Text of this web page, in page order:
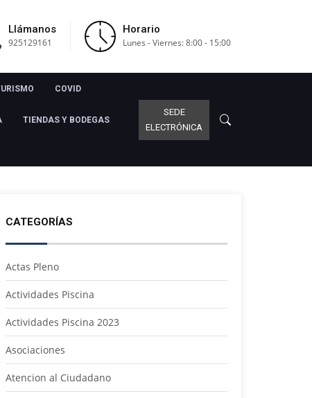
Llámanos
925129161
Horario
Lunes - Viernes: 8:00 - 15:00
COVID
TIENDAS Y BODEGAS
SEDE
ELECTRÓNICA
CATEGORÍAS
Actas Pleno
Actividades Piscina
Actividades Piscina 2023
Asociaciones
Atencion al Ciudadano